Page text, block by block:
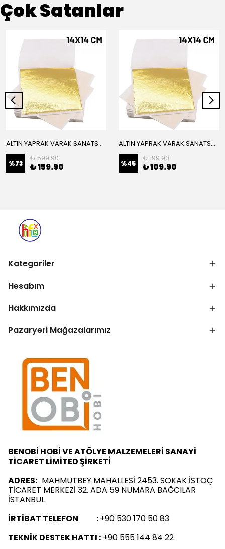
Çok Satanlar
ALTIN YAPRAK VARAK SANATSAL BÜYÜK BOY FOLYO EPOKSİ REÇİNE NAİL ART 16 ADET 14X14 CM ALTIN RENK
%73
₺ 599.90
₺ 159.90
ALTIN YAPRAK VARAK SANATSAL BÜYÜK BOY FOLYO EPOKSİ REÇİNE NAİL ART 8 ADET ALTIN RENK 14X14 CM
%45
₺ 199.90
₺ 109.90
Kategoriler
Hesabım
Hakkımızda
Pazaryeri Mağazalarımız
BENOBİ HOBİ VE ATÖLYE MALZEMELERİ SANAYİ
TİCARET LİMİTED ŞİRKETİ
ADRES: MAHMUTBEY MAHALLESİ 2453. SOKAK İSTOÇ
TİCARET MERKEZİ 32. ADA 59 NUMARA BAĞCILAR
İSTANBUL
İRTİBAT TELEFON :+90 530 170 50 83
TEKNİK DESTEK HATTI : +90 555 144 84 22